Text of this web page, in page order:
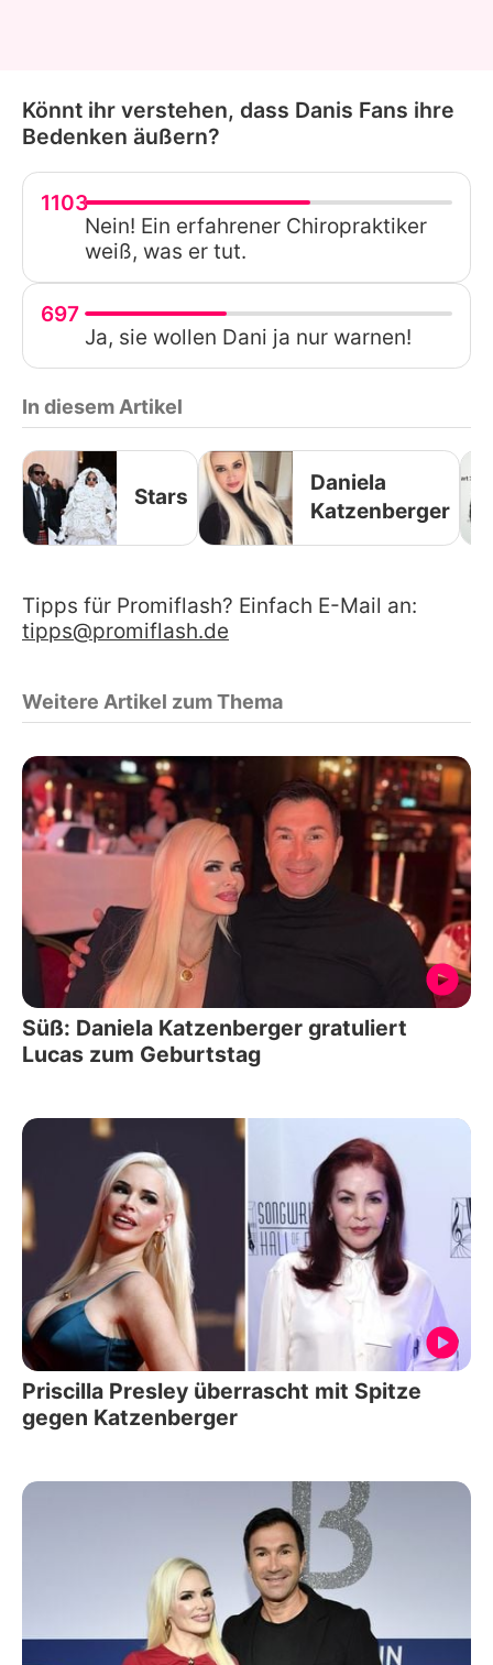
Könnt ihr verstehen, dass Danis Fans ihre
Bedenken äußern?
1103
Nein! Ein erfahrener Chiropraktiker
weiß, was er tut.
697
Ja, sie wollen Dani ja nur warnen!
In diesem Artikel
Stars
Daniela
Katzenberger
Tipps für Promiflash? Einfach E-Mail an:
tipps@promiflash.de
Weitere Artikel zum Thema
Süß: Daniela Katzenberger gratuliert
Lucas zum Geburtstag
Priscilla Presley überrascht mit Spitze
gegen Katzenberger